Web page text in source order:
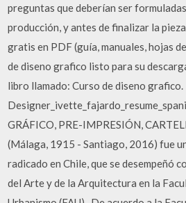
preguntas que deberían ser
producción, y antes de finalizar la
gratis en PDF (guía, manuales, hojas
de diseno grafico listo para su
libro llamado: Curso de diseno grafico.
GRÁFICO, PRE-IMPRESIÓN,
(Málaga, 1915 - Santiago, 2016) fue
radicado en Chile, que se desempeñó
del Arte y de la Arquitectura en la